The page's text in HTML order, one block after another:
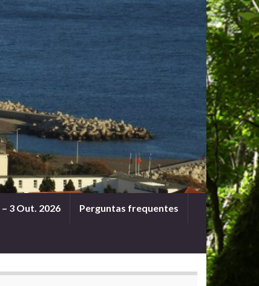
3 Out. 2026 Perguntas frequentes